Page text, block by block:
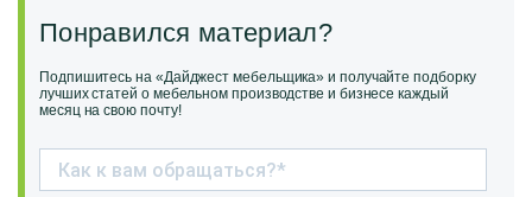
Понравился материал?
Подпишитесь на «Дайджест мебельщика» и получайте подборку
лучших статей о мебельном производстве и бизнесе каждый
месяц на свою почту!